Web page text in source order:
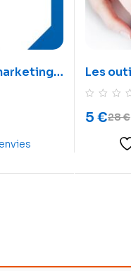
95
Les
28€
5 €